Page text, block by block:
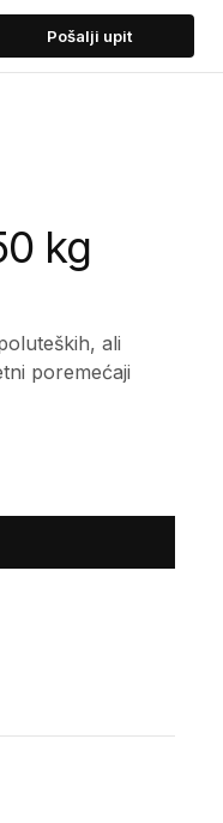
Pošalji upit
kg
ali
poremećaji